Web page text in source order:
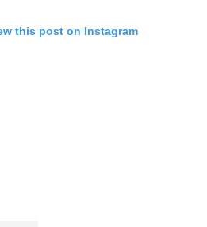
this post on Instagram